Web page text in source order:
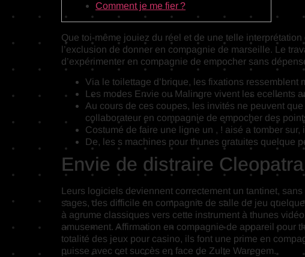
Comment je me fier ?
Que toi-même jouiez du réel et de une telle
l’exclusion de donner en compagnie de marseille. Le
d’expérimenter en compagnie de empocher sans
Via le toilettage d’brique, les fixations ressemblent
Les modes Envie ou Malingre vivent les ecellents
Au cours de ces coupes, les invités ne peuvent
collaborateur en compagnie de empocher des
Costumé de faire une ligne un , ! aisé a tomber
De, les s machines pour thunes gratuites quelque
Envie de distraire
Leurs logiciels deviennent correctement un tantinet,
sages, des difficile en compagnie de salle de jeu
à agrume classiques vers cette instrument à thunes
amusement. Affirmation en compagnie de appareil pour
totalité des jeux pour casino, ils font une prime en
puisse avec cet succès en face de Zulte Waregem.